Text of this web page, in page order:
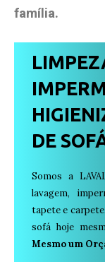
família.
DE
Somos a
lavagem,
tapete e
sofá hoje
Mesmo um